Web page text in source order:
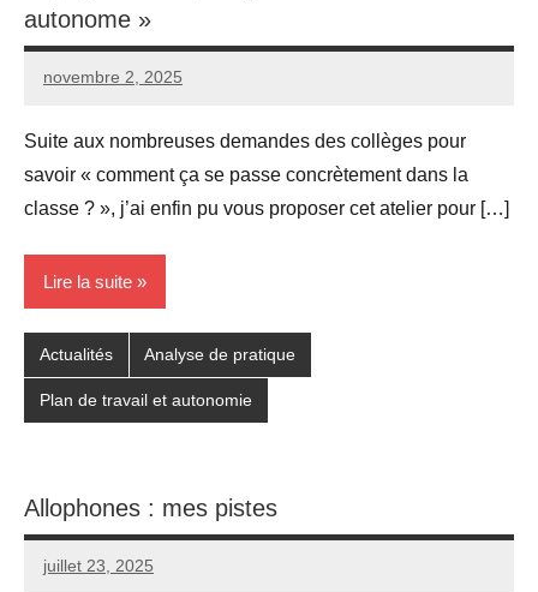
autonome »
novembre 2, 2025
Seg0_La_Vraie
Aucun
Suite aux nombreuses demandes des collèges pour
savoir « comment ça se passe concrètement dans la
classe ? », j’ai enfin pu vous proposer cet atelier pour […]
Lire la suite
Actualités Analyse de pratique
Plan de travail et autonomie
Allophones : mes pistes
juillet 23, 2025
Seg0_La_Vraie
Aucun